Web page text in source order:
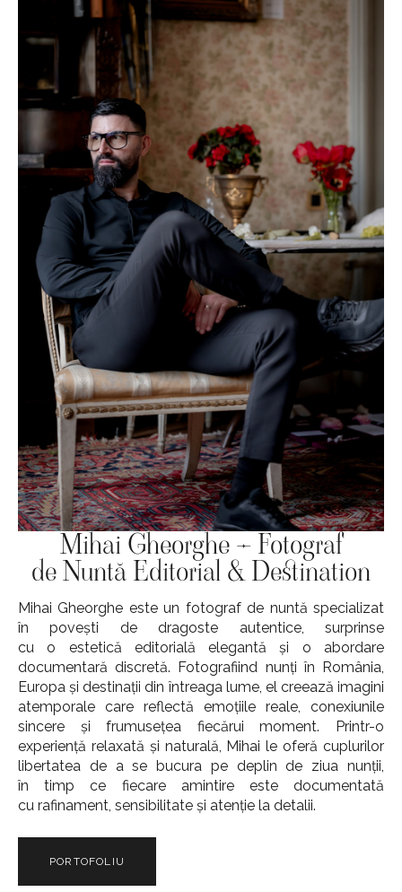
Mihai Gheorghe – Fotograf
de Nuntă Editorial & Destination
Mihai Gheorghe este un fotograf de nuntă specializat
în povești de dragoste autentice, surprinse
cu o estetică editorială elegantă și o abordare
documentară discretă. Fotografiind nunți în România,
Europa și destinații din întreaga lume, el creează imagini
atemporale care reflectă emoțiile reale, conexiunile
sincere și frumusețea fiecărui moment. Printr-o
experiență relaxată și naturală, Mihai le oferă cuplurilor
libertatea de a se bucura pe deplin de ziua nunții,
în timp ce fiecare amintire este documentată
cu rafinament, sensibilitate și atenție la detalii.
PORTOFOLIU